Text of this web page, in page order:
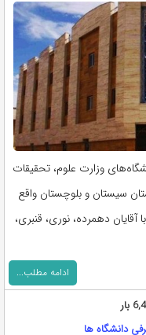
وزارت علوم، تحقیقات
سیستان و بلوچستان واقع
دهمرده، نوری، قنبری،
ادامه مطلب...
بار
دانشگاه ها